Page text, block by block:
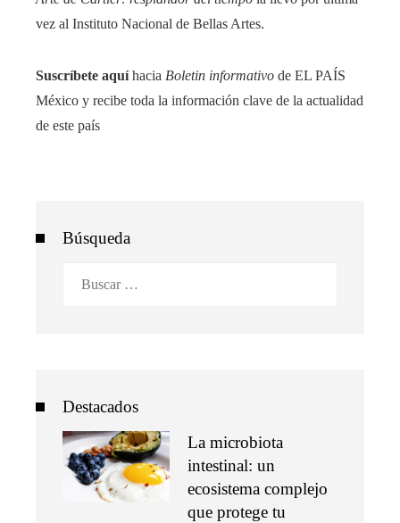
vez al Instituto Nacional de Bellas Artes.
Suscríbete aquí hacia Boletin informativo de EL PAÍS
México y recibe toda la información clave de la actualidad
de este país
Búsqueda
Destacados
La microbiota
intestinal: un
ecosistema complejo
que protege tu